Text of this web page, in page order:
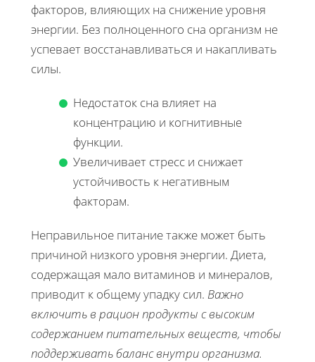
факторов, влияющих на снижение уровня
энергии. Без полноценного сна организм не
успевает восстанавливаться и накапливать
силы.
Недостаток сна влияет на
концентрацию и когнитивные
функции.
Увеличивает стресс и снижает
устойчивость к негативным
факторам.
Неправильное питание также может быть
причиной низкого уровня энергии. Диета,
содержащая мало витаминов и минералов,
приводит к общему упадку сил. Важно
включить в рацион продукты с высоким
содержанием питательных веществ, чтобы
поддерживать баланс внутри организма.